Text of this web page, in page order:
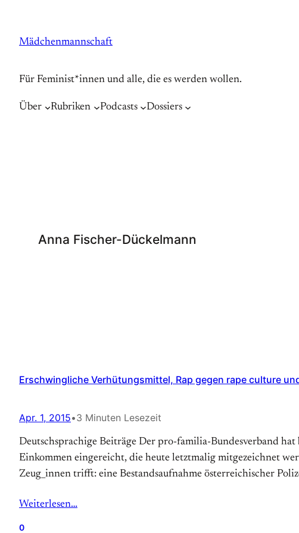
springen
Mädchenmannschaft
Für Feminist*innen und alle, die es werden wollen.
Über Rubriken Podcasts Dossiers
Anna Fischer-Dückelmann
Erschwingliche Verhütungsmittel, Rap gegen rape culture
Apr. 1, 2015•3 Minuten Lesezeit
Deutschsprachige Beiträge Der pro-familia-Bundesverband
Einkommen eingereicht, die heute letztmalig mitgezeichnet
Zeug_innen trifft: eine Bestandsaufnahme österreichischer
Weiterlesen…
0